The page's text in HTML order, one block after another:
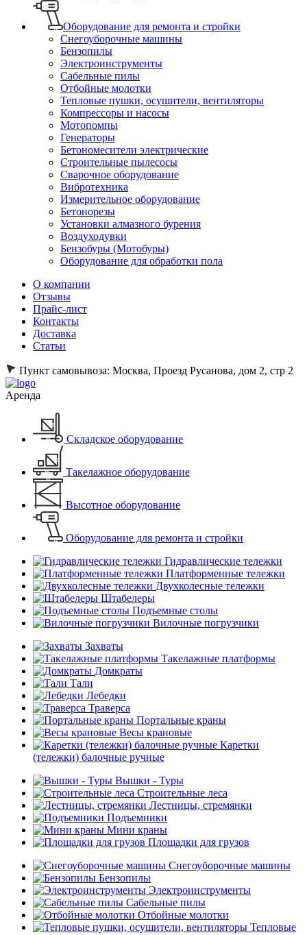
Оборудование для ремонта и стройки
Снегоуборочные машины
Бензопилы
Электроинструменты
Сабельные пилы
Отбойные молотки
Тепловые пушки, осушители, вентиляторы
Компрессоры и насосы
Мотопомпы
Генераторы
Бетономесители электрические
Строительные пылесосы
Сварочное оборудование
Вибротехника
Измерительное оборудование
Бетонорезы
Установки алмазного бурения
Воздуходувки
Бензобуры (Мотобуры)
Оборудование для обработки пола
О компании
Отзывы
Прайс-лист
Контакты
Доставка
Статьи
Пункт самовывоза: Москва, Проезд Русанова, дом 2, стр 2
Аренда
Складское оборудование
Такелажное оборудование
Высотное оборудование
Оборудование для ремонта и стройки
Гидравлические тележки
Платформенные тележки
Двухколесные тележки
Штабелеры
Подъемные столы
Вилочные погрузчики
Захваты
Такелажные платформы
Домкраты
Тали
Лебедки
Траверса
Портальные краны
Весы крановые
Каретки
(тележки) балочные ручные
Вышки - Туры
Строительные леса
Лестницы, стремянки
Подъемники
Мини краны
Площадки для грузов
Снегоуборочные машины
Бензопилы
Электроинструменты
Сабельные пилы
Отбойные молотки
Тепловые